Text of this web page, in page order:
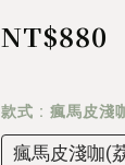
NT$880
款式 : 瘋馬皮淺
瘋馬皮淺咖(